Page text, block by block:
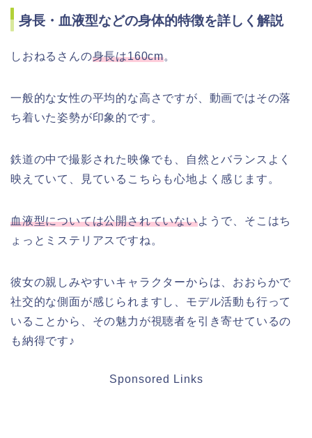
身長・血液型などの身体的特徴を詳しく解説
しおねるさんの身長は160cm。
一般的な女性の平均的な高さですが、動画ではその落
ち着いた姿勢が印象的です。
鉄道の中で撮影された映像でも、自然とバランスよく
映えていて、見ているこちらも心地よく感じます。
血液型については公開されていないようで、そこはち
ょっとミステリアスですね。
彼女の親しみやすいキャラクターからは、おおらかで
社交的な側面が感じられますし、モデル活動も行って
いることから、その魅力が視聴者を引き寄せているの
も納得です♪
Sponsored Links